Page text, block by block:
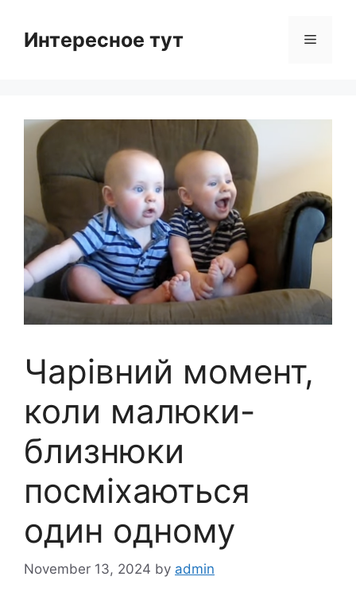
contentИнтересное тут Menu
Чарівний момент,
коли малюки-
близнюки
посміхаються
один одному
November 13, 2024 by admin